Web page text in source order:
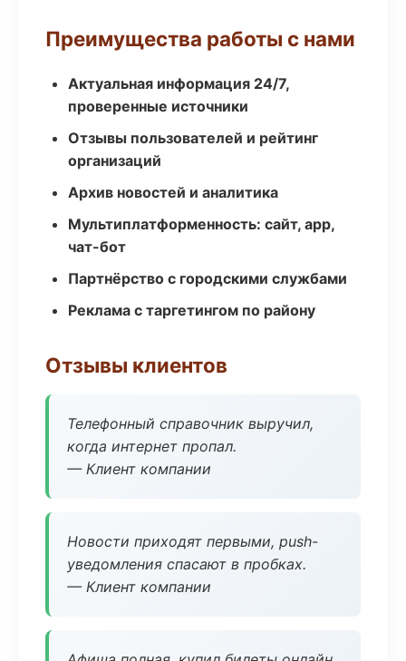
Преимущества работы с нами
Актуальная информация 24/7,
проверенные источники
Отзывы пользователей и рейтинг
организаций
Архив новостей и аналитика
Мультиплатформенность: сайт, app,
чат-бот
Партнёрство с городскими службами
Реклама с таргетингом по району
Отзывы клиентов
Телефонный справочник выручил,
когда интернет пропал.
— Клиент компании
Новости приходят первыми, push-
уведомления спасают в пробках.
— Клиент компании